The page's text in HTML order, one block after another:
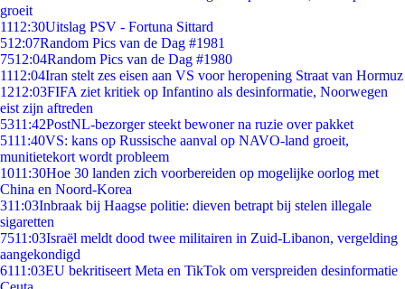
groeit
1112:30Uitslag PSV - Fortuna Sittard
512:07Random Pics van de Dag #1981
7512:04Random Pics van de Dag #1980
1112:04Iran stelt zes eisen aan VS voor heropening Straat van Hormuz
1212:03FIFA ziet kritiek op Infantino als desinformatie, Noorwegen
eist zijn aftreden
5311:42PostNL-bezorger steekt bewoner na ruzie over pakket
5111:40VS: kans op Russische aanval op NAVO-land groeit,
munitietekort wordt probleem
1011:30Hoe 30 landen zich voorbereiden op mogelijke oorlog met
China en Noord-Korea
311:03Inbraak bij Haagse politie: dieven betrapt bij stelen illegale
sigaretten
7511:03Israël meldt dood twee militairen in Zuid-Libanon, vergelding
aangekondigd
6111:03EU bekritiseert Meta en TikTok om verspreiden desinformatie